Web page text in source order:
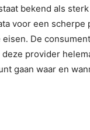
bekend als
voor een
De
provider
gaan waar en